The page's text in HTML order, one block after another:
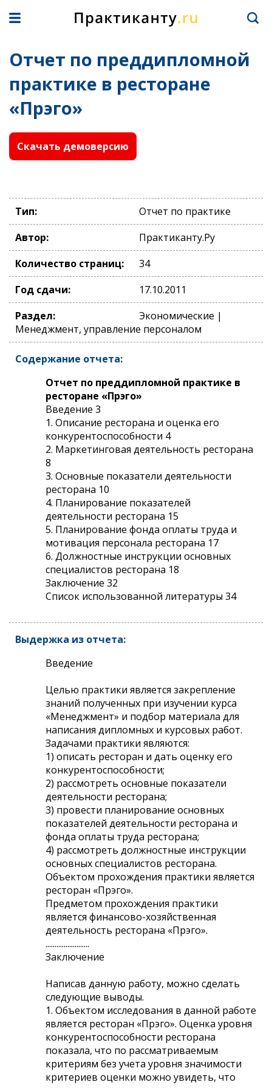
Отчет по преддипломной
практике в ресторане
«Прэго»
Скачать демоверсию
Тип:
Отчет по практике
Автор:
Практиканту.Ру
Количество страниц:
34
Год сдачи:
17.10.2011
Раздел:
Экономические |
Менеджмент, управление персоналом
Содержание отчета:
Отчет по преддипломной практике в
ресторане «Прэго»
Введение 3
1. Описание ресторана и оценка его
конкурентоспособности 4
2. Маркетинговая деятельность ресторана
8
3. Основные показатели деятельности
ресторана 10
4. Планирование показателей
деятельности ресторана 15
5. Планирование фонда оплаты труда и
мотивация персонала ресторана 17
6. Должностные инструкции основных
специалистов ресторана 18
Заключение 32
Список использованной литературы 34
Выдержка из отчета:
Введение
Целью практики является закрепление
знаний полученных при изучении курса
«Менеджмент» и подбор материала для
написания дипломных и курсовых работ.
Задачами практики являются:
1) описать ресторан и дать оценку его
конкурентоспособности;
2) рассмотреть основные показатели
деятельности ресторана;
3) провести планирование основных
показателей деятельности ресторана и
фонда оплаты труда ресторана;
4) рассмотреть должностные инструкции
основных специалистов ресторана.
Объектом прохождения практики является
ресторан «Прэго».
Предметом прохождения практики
является финансово-хозяйственная
деятельность ресторана «Прэго».
........................
Заключение
Написав данную работу, можно сделать
следующие выводы.
1. Объектом исследования в данной работе
является ресторан «Прэго». Оценка уровня
конкурентоспособности ресторана
показала, что по рассматриваемым
критериям без учета уровня значимости
критериев оценки можно увидеть, что